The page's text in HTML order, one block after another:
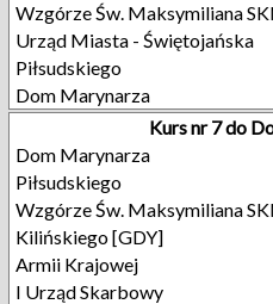
Wzgórze Św. Maksymiliana
Urząd Miasta - Świętojańska
Piłsudskiego
Dom Marynarza
Kurs nr 7 do
Dom Marynarza
Piłsudskiego
Wzgórze Św. Maksymiliana
Kilińskiego [GDY]
Armii Krajowej
I Urząd Skarbowy